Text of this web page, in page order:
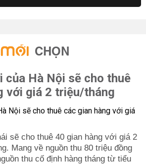
CHỌN
của Hà Nội sẽ cho thuê
với giá 2 triệu/tháng
sẽ cho thuê 40 gian hàng với giá 2
Mang về nguồn thu 80 triệu đồng
thu cố định hàng tháng từ tiểu